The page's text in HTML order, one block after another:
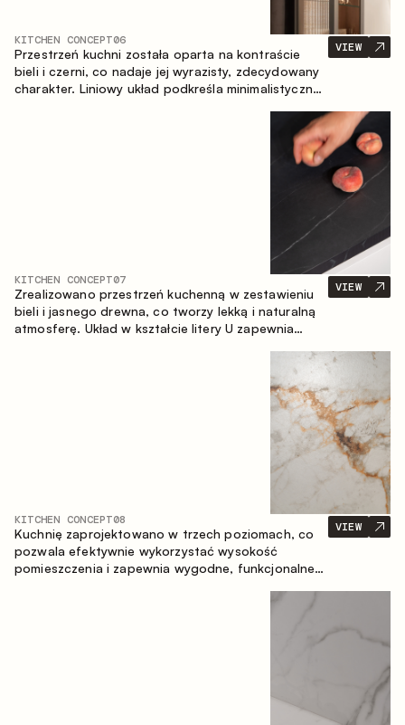
KITCHEN CONCEPT06
Przestrzeń kuchni została oparta na kontraście
bieli i czerni, co nadaje jej wyrazisty, zdecydowany
charakter. Liniowy układ podkreśla minimalistyczny i
VIEW
KITCHEN CONCEPT07
Zrealizowano przestrzeń kuchenną w zestawieniu
bieli i jasnego drewna, co tworzy lekką i naturalną
atmosferę. Układ w kształcie litery U zapewnia
użytkową, tworząc miejsce na szybkie śniadania i
VIEW
KITCHEN CONCEPT08
Kuchnię zaprojektowano w trzech poziomach, co
pozwala efektywnie wykorzystać wysokość
pomieszczenia i zapewnia wygodne, funkcjonalne
VIEW